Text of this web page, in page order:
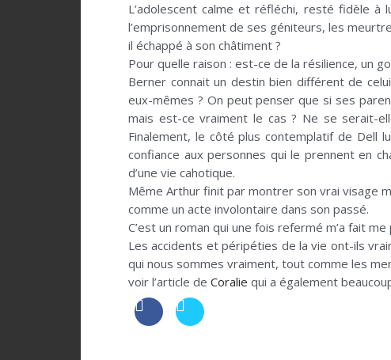
L’adolescent calme et réfléchi, resté fidèle
l’emprisonnement de ses géniteurs, les
il échappé à son châtiment ?
Pour quelle raison : est-ce de la résilience, un
Berner connait un destin bien différent de
eux-mêmes ? On peut penser que si ses
mais est-ce vraiment le cas ? Ne se serait-
Finalement, le côté plus contemplatif de
confiance aux personnes qui le prennent en
d’une vie cahotique.
Même Arthur finit par montrer son vrai visage
comme un acte involontaire dans son passé.
C’est un roman qui une fois refermé m’a fait
Les accidents et péripéties de la vie ont-ils
qui nous sommes vraiment, tout comme les
voir l’article de Coralie qui a également